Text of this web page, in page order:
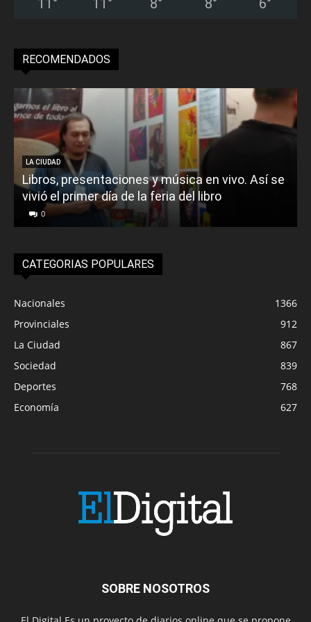
11 ° 11 ° 8° 8° 6°
RECOMENDADOS
LA CIUDAD
Libros, presentaciones y música en vivo. Así se
vivió el primer día de la feria del libro
0
CATEGORIAS POPULARES
Nacionales
1366
Provinciales
912
La Ciudad
867
Sociedad
839
Deportes
768
Economía
627
SOBRE NOSOTROS